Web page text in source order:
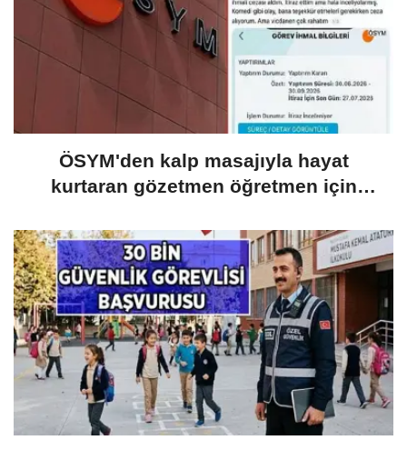
ÖSYM'den kalp masajıyla hayat
kurtaran gözetmen öğretmen için